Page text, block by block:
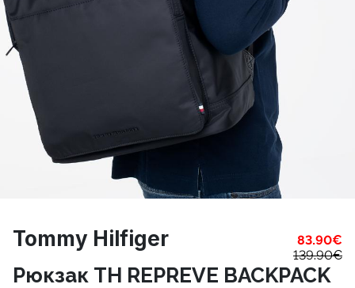
Tommy Hilfiger 83.90€
139.90€
Рюкзак TH REPREVE BACKPACK